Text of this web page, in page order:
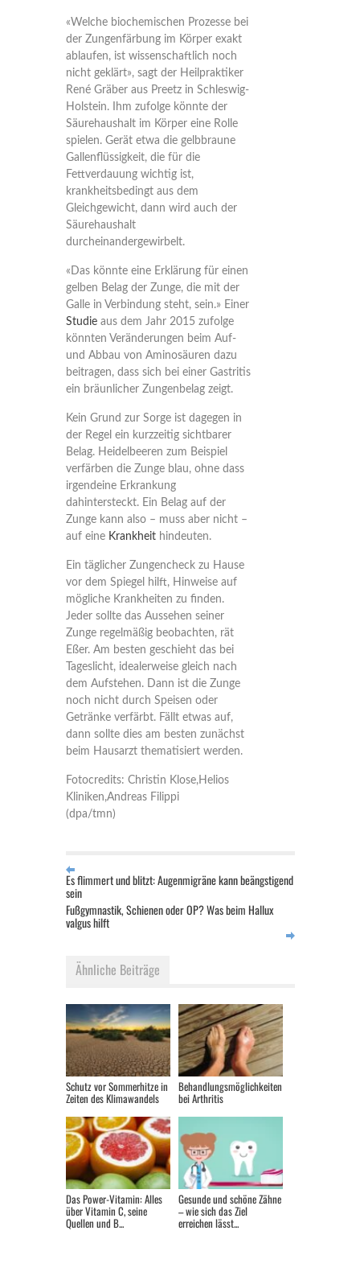
«Welche biochemischen Prozesse bei
der Zungenfärbung im Körper exakt
ablaufen, ist wissenschaftlich noch
nicht geklärt», sagt der Heilpraktiker
René Gräber aus Preetz in Schleswig-
Holstein. Ihm zufolge könnte der
Säurehaushalt im Körper eine Rolle
spielen. Gerät etwa die gelbbraune
Gallenflüssigkeit, die für die
Fettverdauung wichtig ist,
krankheitsbedingt aus dem
Gleichgewicht, dann wird auch der
Säurehaushalt
durcheinandergewirbelt.
«Das könnte eine Erklärung für einen
gelben Belag der Zunge, die mit der
Galle in Verbindung steht, sein.» Einer
Studieaus dem Jahr 2015 zufolge
könnten Veränderungen beim Auf-
und Abbau von Aminosäuren dazu
beitragen, dass sich bei einer Gastritis
ein bräunlicher Zungenbelag zeigt.
Kein Grund zur Sorge ist dagegen in
der Regel ein kurzzeitig sichtbarer
Belag. Heidelbeeren zum Beispiel
verfärben die Zunge blau, ohne dass
irgendeine Erkrankung
dahintersteckt. Ein Belag auf der
Zunge kann also – muss aber nicht –
auf eine Krankheithindeuten.
Ein täglicher Zungencheck zu Hause
vor dem Spiegel hilft, Hinweise auf
mögliche Krankheiten zu finden.
Jeder sollte das Aussehen seiner
Zunge regelmäßig beobachten, rät
Eßer. Am besten geschieht das bei
Tageslicht, idealerweise gleich nach
dem Aufstehen. Dann ist die Zunge
noch nicht durch Speisen oder
Getränke verfärbt. Fällt etwas auf,
dann sollte dies am besten zunächst
beim Hausarzt thematisiert werden.
Fotocredits: Christin Klose,Helios
Kliniken,Andreas Filippi
(dpa/tmn)
Es flimmert und blitzt: Augenmigräne kann beängstigend
sein
Fußgymnastik, Schienen oder OP? Was beim Hallux
valgus hilft
Ähnliche Beiträge
Schutz vor Sommerhitze in
Zeiten des Klimawandels
Behandlungsmöglichkeiten
bei Arthritis
Das Power-Vitamin: Alles
über Vitamin C, seine
Quellen und B...
Gesunde und schöne Zähne
– wie sich das Ziel
erreichen lässt...